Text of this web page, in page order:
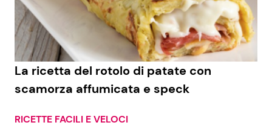
La ricetta del rotolo di patate con
scamorza affumicata e speck
RICETTE FACILI E VELOCI